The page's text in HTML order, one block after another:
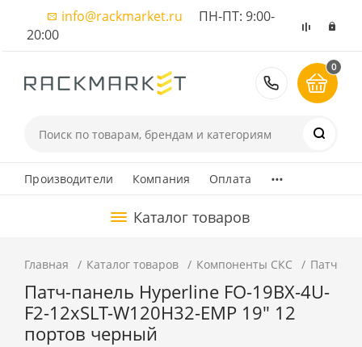
info@rackmarket.ru ПН-ПТ: 9:00-
20:00
8 (495)
0
Производители Компания Оплата ...
Каталог товаров
Главная Каталог товаров Компоненты СКС Патч-
Патч-панель Hyperline FO-19BX-4U-
F2-12xSLT-W120H32-EMP 19" 12
портов черный